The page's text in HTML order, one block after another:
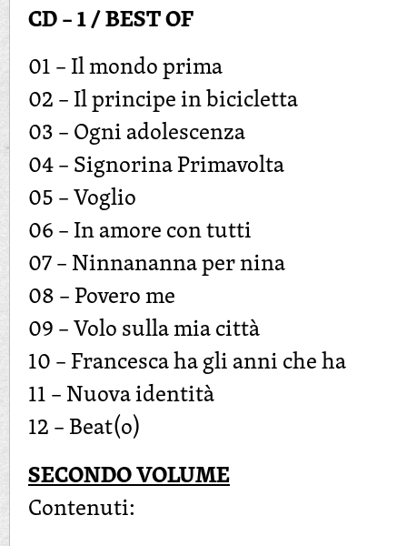
CD – 1 / BEST OF
01 – Il mondo prima
02 – Il principe in bicicletta
03 – Ogni adolescenza
04 – Signorina Primavolta
05 – Voglio
06 – In amore con tutti
07 – Ninnananna per nina
08 – Povero me
09 – Volo sulla mia città
10 – Francesca ha gli anni che ha
11 – Nuova identità
12 – Beat(o)
SECONDO VOLUME
Contenuti: